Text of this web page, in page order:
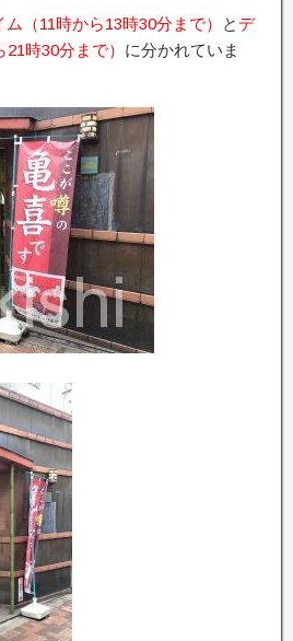
（11時から13時30分まで） と デ
時30分まで） に分かれていま